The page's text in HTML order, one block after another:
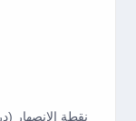
نقطة الانصهار (درجة